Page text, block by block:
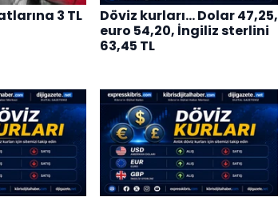
3 TL
Döviz kurları… Dolar 47,25,
euro 54,20, İngiliz sterlini
63,45 TL